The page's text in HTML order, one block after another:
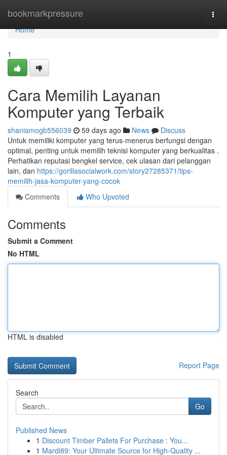
bookmarkpressure
Home
Home
1
Cara Memilih Layanan
Komputer yang Terbaik
shaniamogb556039 59 days ago News
Discuss
Untuk memiliki komputer yang terus-menerus berfungsi dengan
optimal, penting untuk memilih teknisi komputer yang berkualitas .
Perhatikan reputasi bengkel service, cek ulasan dari pelanggan
lain, dan https://gorillasocialwork.com/story27285371/tips-
memilih-jasa-komputer-yang-cocok
Comments
Who Upvoted
Comments
Submit a Comment
No HTML
HTML is disabled
Report Page
Search
Go
Published News
1 Discount Timber Pallets For Purchase : You...
1 Mardi89: Your Ultimate Source for High-Quality ...